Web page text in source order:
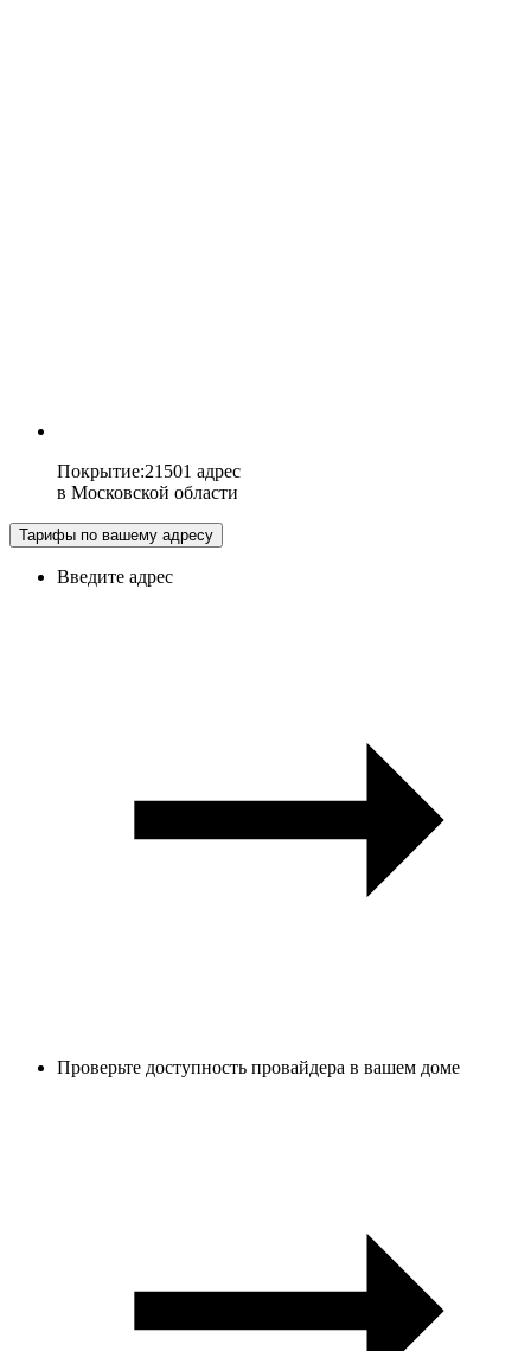
Покрытие:21501 адрес
в Московской области
Тарифы по вашему адресу
Введите адрес
Проверьте доступность провайдера в вашем доме